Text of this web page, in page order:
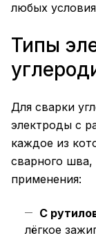
любых
Типы
Для сварки
электроды с
каждое из
сварного шва,
применения:
С
лёгкое